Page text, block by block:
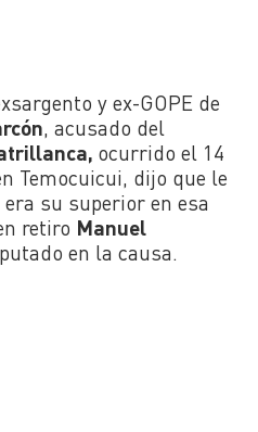
y ex-GOPE de
, acusado del
ocurrido el 14
Temocuicui, dijo que le
su superior en esa
retiro Manuel
en la causa.